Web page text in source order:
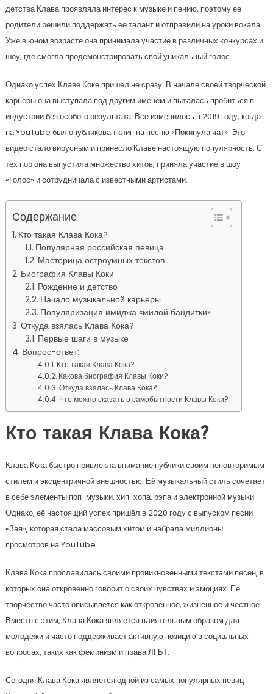
детства Клава проявляла интерес к музыке и пению, поэтому ее
родители решили поддержать ее талант и отправили на уроки вокала.
Уже в юном возрасте она принимала участие в различных конкурсах и
шоу, где смогла продемонстрировать свой уникальный голос.
Однако успех Клаве Коке пришел не сразу. В начале своей творческой
карьеры она выступала под другим именем и пыталась пробиться в
индустрии без особого результата. Все изменилось в 2019 году, когда
на YouTube был опубликован клип на песню «Покинула чат». Это
видео стало вирусным и принесло Клаве настоящую популярность. С
тех пор она выпустила множество хитов, приняла участие в шоу
«Голос» и сотрудничала с известными артистами.
Содержание
Кто такая Клава Кока?
Популярная российская певица
Мастерица остроумных текстов
Биография Клавы Коки
Рождение и детство
Начало музыкальной карьеры
Популяризация имиджа «милой бандитки»
Откуда взялась Клава Кока?
Первые шаги в музыке
Вопрос-ответ:
Кто такая Клава Кока?
Какова биография Клавы Коки?
Откуда взялась Клава Кока?
Что можно сказать о самобытности Клавы Коки?
Кто такая Клава Кока?
Клава Кока быстро привлекла внимание публики своим неповторимым
стилем и эксцентричной внешностью. Её музыкальный стиль сочетает
в себе элементы поп-музыки, хип-хопа, рэпа и электронной музыки.
Однако, её настоящий успех пришёл в 2020 году с выпуском песни
«Зая», которая стала массовым хитом и набрала миллионы
просмотров на YouTube.
Клава Кока прославилась своими проникновенными текстами песен, в
которых она откровенно говорит о своих чувствах и эмоциях. Её
творчество часто описывается как откровенное, жизненное и честное.
Вместе с этим, Клава Кока является влиятельным образом для
молодёжи и часто поддерживает активную позицию в социальных
вопросах, таких как феминизм и права ЛГБТ.
Сегодня Клава Кока является одной из самых популярных певиц